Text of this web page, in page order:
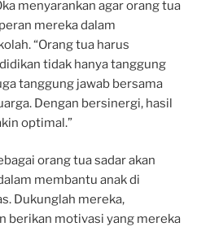
menyarankan agar orang tua
mereka dalam
“Orang tua harus
tidak hanya tanggung
tanggung jawab bersama
Dengan bersinergi, hasil
optimal.”
orang tua sadar akan
membantu anak di
Dukunglah mereka,
berikan motivasi yang mereka